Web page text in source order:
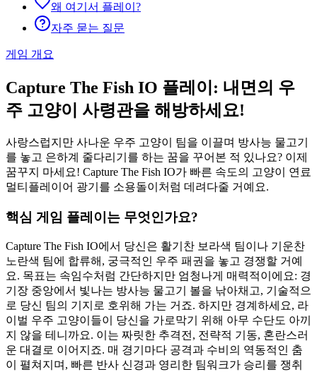
왜 여기서 플레이?
자주 묻는 질문
게임 개요
Capture The Fish IO 플레이: 내면의 우
주 고양이 사령관을 해방하세요!
사랑스럽지만 사나운 우주 고양이 팀을 이끌며 방사능 물고기
를 놓고 은하계 줄다리기를 하는 꿈을 꾸어본 적 있나요? 이제
꿈꾸지 마세요! Capture The Fish IO가 빠른 속도의 고양이 연료
멀티플레이어 광기를 소용돌이처럼 데려다줄 거예요.
핵심 게임 플레이는 무엇인가요?
Capture The Fish IO에서 당신은 활기찬 보라색 팀이나 기운찬
노란색 팀에 합류해, 궁극적인 우주 패권을 놓고 경쟁할 거예
요. 목표는 속임수처럼 간단하지만 엄청나게 매력적이에요: 경
기장 중앙에서 빛나는 방사능 물고기 볼을 낚아채고, 기술적으
로 당신 팀의 기지로 호위해 가는 거죠. 하지만 경계하세요, 라
이벌 우주 고양이들이 당신을 가로막기 위해 아무 수단도 아끼
지 않을 테니까요. 이는 짜릿한 추격전, 전략적 기동, 혼란스러
운 대결로 이어지죠. 매 경기마다 공격과 수비의 역동적인 춤
이 펼쳐지며, 빠른 반사 신경과 영리한 팀워크가 승리를 쟁취